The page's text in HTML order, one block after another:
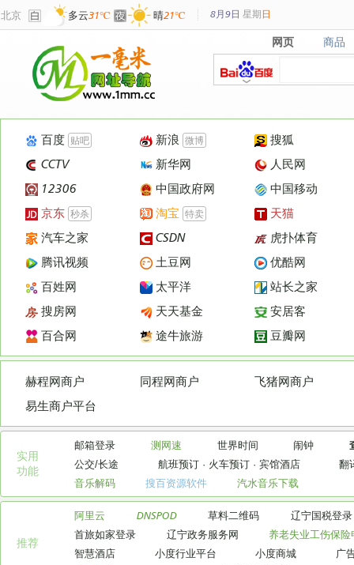
北京 多云31℃ 晴21℃ 8月9日 星期 日
网页
网页 商品
商品
百度 贴吧 新浪 微博
搜狐
CCTV
新华网
人民网
12306
中国政府网
中国移动
京东 秒杀 淘宝 特卖
天猫
汽车之家
CSDN
虎扑体育
腾讯视频
土豆网
优酷网
百姓网
太平洋
站长之家
搜房网
天天基金
安居客
百合网
途牛旅游 豆瓣网
赫程网商户 同程网商户
飞猪网商户
易生商户平台
实用
功能
邮箱登录 测网速 世界时间 闹钟
公交/长途
航班预订· 火车预订· 宾馆酒店
翻
音乐解码
搜百资源软件 汽水音乐下载
推荐
阿里云 DNSPOD 草料二维码
辽宁国税登录
首旅如家登录
辽宁政务服务网
养老失业工伤保险
智慧酒店
小度行业平台 小度商城
广